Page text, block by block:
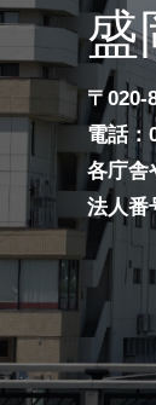
盛
〒
電話：
各庁舎
法人番